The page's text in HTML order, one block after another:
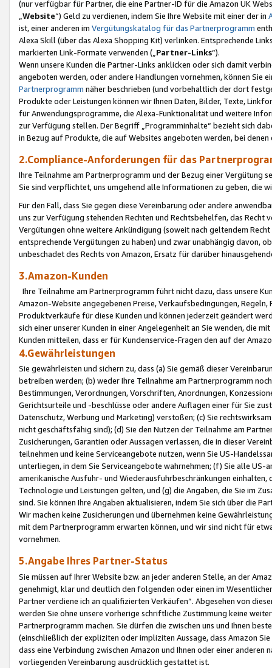
(nur verfügbar für Partner, die eine Partner-ID für die Amazon UK
Website“) Geld zu verdienen, indem Sie Ihre Website mit einer der in
ist, einer anderen im Vergütungskatalog für das Partnerprogramm
Alexa Skill (über das Alexa Shopping Kit) verlinken. Entsprechende
markierten Link-Formate verwenden („ Partner-Links“).
Wenn unsere Kunden die Partner-Links anklicken oder sich damit
angeboten werden, oder andere Handlungen vornehmen, können Sie
Partnerprogramm näher beschrieben (und vorbehaltlich der dort
Produkte oder Leistungen können wir Ihnen Daten, Bilder, Texte,
für Anwendungsprogramme, die Alexa-Funktionalität und weitere
zur Verfügung stellen. Der Begriff „Programminhalte“ bezieht sich
in Bezug auf Produkte, die auf Websites angeboten werden, bei
2.Compliance-Anforderungen für das
Ihre Teilnahme am Partnerprogramm und der Bezug einer Vergütung
Sie sind verpflichtet, uns umgehend alle Informationen zu geben, die
Für den Fall, dass Sie gegen diese Vereinbarung oder andere
uns zur Verfügung stehenden Rechten und Rechtsbehelfen, das
Vergütungen ohne weitere Ankündigung (soweit nach geltendem
entsprechende Vergütungen zu haben) und zwar unabhängig davon,
unbeschadet des Rechts von Amazon, Ersatz für darüber
3.Amazon-Kunden
Ihre Teilnahme am Partnerprogramm führt nicht dazu, dass unsere
Amazon-Website angegebenen Preise, Verkaufsbedingungen,
Produktverkäufe für diese Kunden und können jederzeit geändert
sich einer unserer Kunden in einer Angelegenheit an Sie wenden, die
Kunden mitteilen, dass er für Kundenservice-Fragen den auf der
4.Gewährleistungen
Sie gewährleisten und sichern zu, dass (a) Sie gemäß dieser
betreiben werden; (b) weder Ihre Teilnahme am Partnerprogramm
Bestimmungen, Verordnungen, Vorschriften, Anordnungen,
Gerichtsurteile und -beschlüsse oder andere Auflagen einer für Sie
Datenschutz, Werbung und Marketing) verstoßen; (c) Sie
nicht geschäftsfähig sind); (d) Sie den Nutzen der Teilnahme am
Zusicherungen, Garantien oder Aussagen verlassen, die in dieser
teilnehmen und keine Serviceangebote nutzen, wenn Sie US-
unterliegen, in dem Sie Serviceangebote wahrnehmen; (f) Sie alle
amerikanische Ausfuhr- und Wiederausfuhrbeschränkungen
Technologie und Leistungen gelten, und (g) die Angaben, die Sie im
sind. Sie können Ihre Angaben aktualisieren, indem Sie sich über die
Wir machen keine Zusicherungen und übernehmen keine
mit dem Partnerprogramm erwarten können, und wir sind nicht für
vornehmen.
5.Angabe Ihres Partner-Status
Sie müssen auf Ihrer Website bzw. an jeder anderen Stelle, an der
genehmigt, klar und deutlich den folgenden oder einen im
Partner verdiene ich an qualifizierten Verkäufen“. Abgesehen von
werden Sie ohne unsere vorherige schriftliche Zustimmung keine
Partnerprogramm machen. Sie dürfen die zwischen uns und Ihnen
(einschließlich der expliziten oder impliziten Aussage, dass Amazon
dass eine Verbindung zwischen Amazon und Ihnen oder einer
vorliegenden Vereinbarung ausdrücklich gestattet ist.